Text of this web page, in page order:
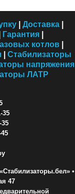
| Доставка|
Гарантия
котлов|
| Стабилизаторы
напряжения
ЛАТР
35
•
47